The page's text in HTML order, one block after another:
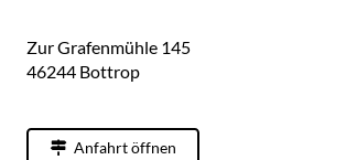
Zur Grafenmühle 145
46244 Bottrop
Anfahrt öffnen